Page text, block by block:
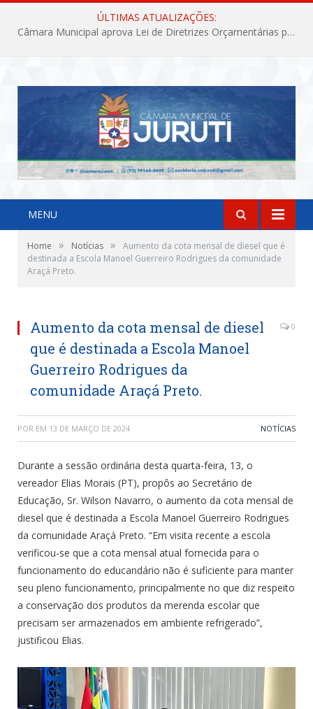
ÚLTIMAS ATUALIZAÇÕES:
Câmara Municipal aprova Lei de Diretrizes Orçamentárias para o exercício financeiro de 2027
MENU
Home » Notícias »
Aumento da cota mensal de diesel que é
destinada a Escola Manoel Guerreiro Rodrigues da comunidade
Araçá Preto.
Aumento da cota mensal de diesel
que é destinada a Escola Manoel
Guerreiro Rodrigues da
comunidade Araçá Preto.
0
POR EM 13 DE MARÇO DE 2024 NOTÍCIAS
Durante a sessão ordinária desta quarta-feira, 13, o
vereador Elias Morais (PT), propôs ao Secretário de
Educação, Sr. Wilson Navarro, o aumento da cota mensal de
diesel que é destinada a Escola Manoel Guerreiro Rodrigues
da comunidade Araçá Preto. “Em visita recente a escola
verificou-se que a cota mensal atual fornecida para o
funcionamento do educandário não é suficiente para manter
seu pleno funcionamento, principalmente no que diz respeito
a conservação dos produtos da merenda escolar que
precisam ser armazenados em ambiente refrigerado”,
justificou Elias.